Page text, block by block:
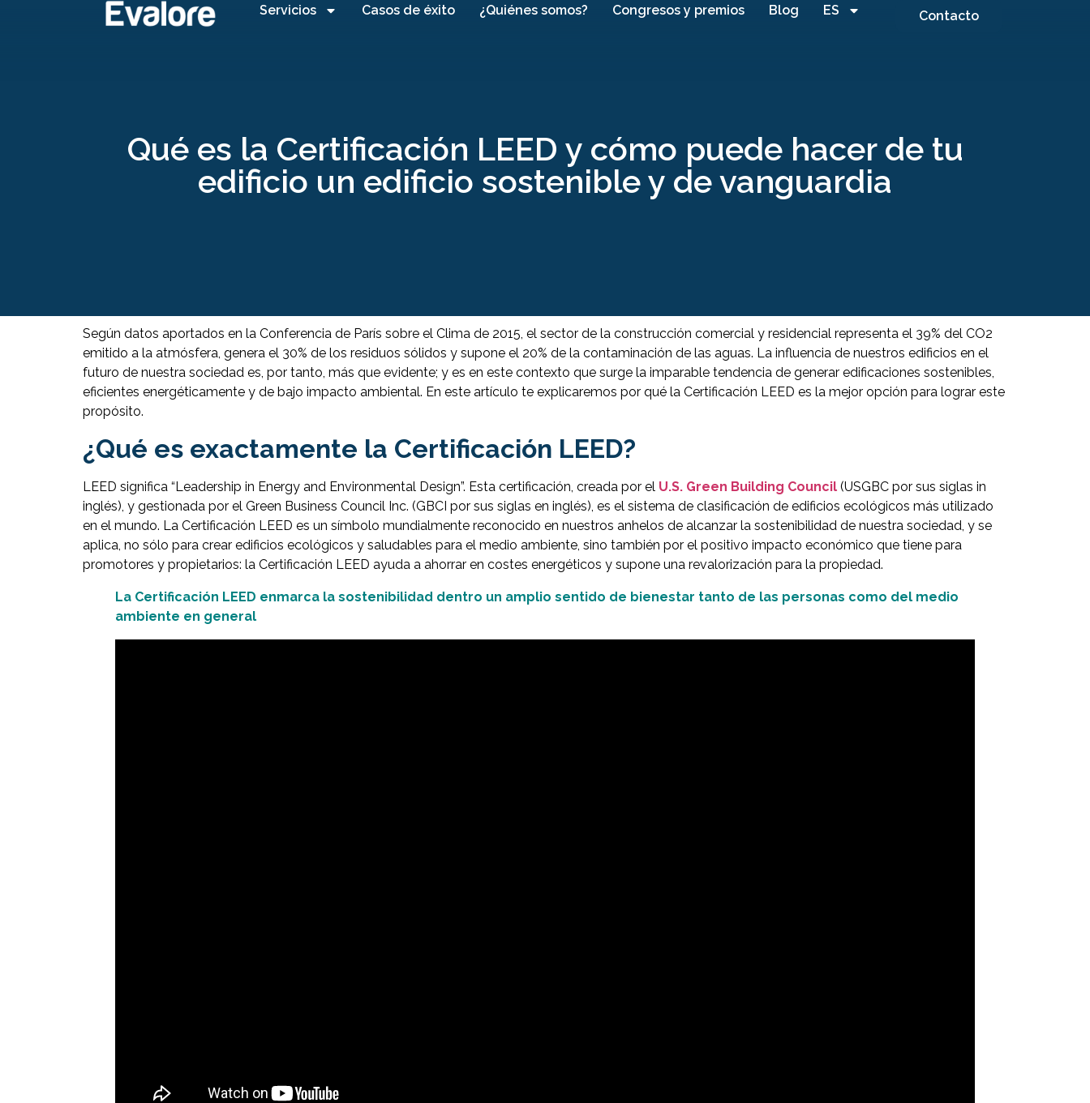
Servicios Casos de éxito ¿Quiénes somos? Congresos y premios Blog ES Contacto
Qué es la Certificación LEED y cómo puede hacer de tu
edificio un edificio sostenible y de vanguardia
Según datos aportados en la Conferencia de París sobre el Clima de 2015, el sector de la construcción comercial y residencial representa el 39% del CO2
emitido a la atmósfera, genera el 30% de los residuos sólidos y supone el 20% de la contaminación de las aguas. La influencia de nuestros edificios en el
futuro de nuestra sociedad es, por tanto, más que evidente; y es en este contexto que surge la imparable tendencia de generar edificaciones sostenibles,
eficientes energéticamente y de bajo impacto ambiental. En este artículo te explicaremos por qué la Certificación LEED es la mejor opción para lograr este
propósito.
¿Qué es exactamente la Certificación LEED?
LEED significa “Leadership in Energy and Environmental Design”. Esta certificación, creada por el U.S. Green Building Council (USGBC por sus siglas in
inglés), y gestionada por el Green Business Council Inc. (GBCI por sus siglas en inglés), es el sistema de clasificación de edificios ecológicos más utilizado
en el mundo. La Certificación LEED es un símbolo mundialmente reconocido en nuestros anhelos de alcanzar la sostenibilidad de nuestra sociedad, y se
aplica, no sólo para crear edificios ecológicos y saludables para el medio ambiente, sino también por el positivo impacto económico que tiene para
promotores y propietarios: la Certificación LEED ayuda a ahorrar en costes energéticos y supone una revalorización para la propiedad.
La Certificación LEED enmarca la sostenibilidad dentro un amplio sentido de bienestar tanto de las personas como del medio
ambiente en general